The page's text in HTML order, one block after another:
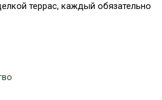
террас, каждый обязательно